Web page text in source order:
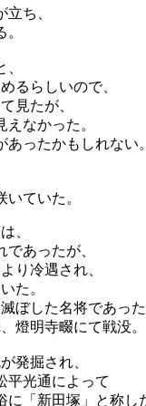
ち、
るらしいので、
見たが、
なかった。
ったかもしれない。
ていた。
、
あったが、
り冷遇され、
た。
ぼした名将であった
燈明寺畷にて戦没。
発掘され、
平光通によって
「新田塚」と称し